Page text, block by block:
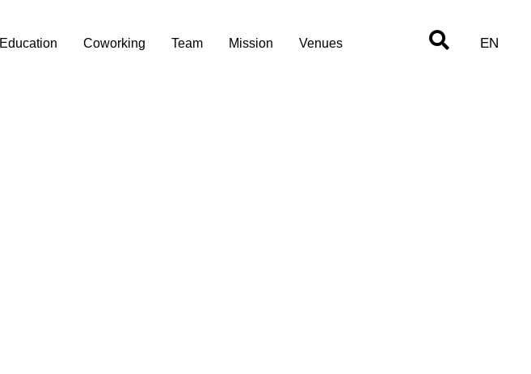
Education Coworking Team Mission Venues EN